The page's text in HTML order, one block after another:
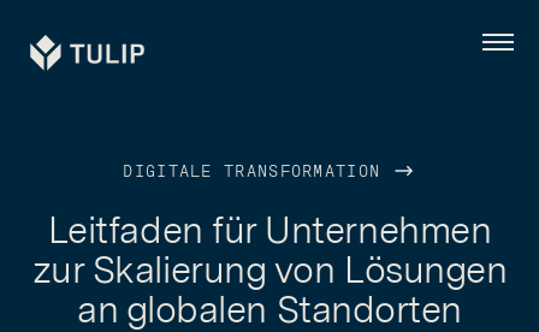
Tulip Menü
DIGITALE TRANSFORMATION
Leitfaden für Unternehmen
zur Skalierung von Lösungen
an globalen Standorten